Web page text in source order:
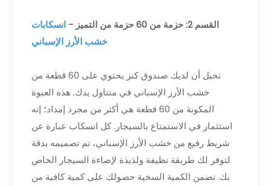
القسم 2: حزمة من 60 حزمة من التميز -
انسكابات
خشب الأرز الإسباني
تخيل أن لديك صندوق كنز يحتوي على 60 قطعة من
خشب الأرز الإسباني في متناول يدك. هذه العبوة
المكونة من 60 قطعة هي أكثر من مجرد إمداد؛ إنه
استثمار في الاستمتاع بالسيجار. كل انسكاب عبارة عن
شريط رفيع من خشب الأرز الإسباني، تم تصميمه بدقة
لتوفر لك طريقة نظيفة ولذيذة لإضاءة السيجار الخاص
بك. تضمن الكمية السخية حصولك على كمية كافية من